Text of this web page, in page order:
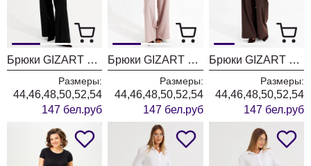
Брюки GIZART 35204 черный
Размеры:
44,46,48,50,52,54
147 бел.руб
Брюки GIZART 35204 пудра
Размеры:
44,46,48,50,52,54
147 бел.руб
Брюки GIZART 35204 шоколадный
Размеры:
44,46,48,50,52,54
147 бел.руб